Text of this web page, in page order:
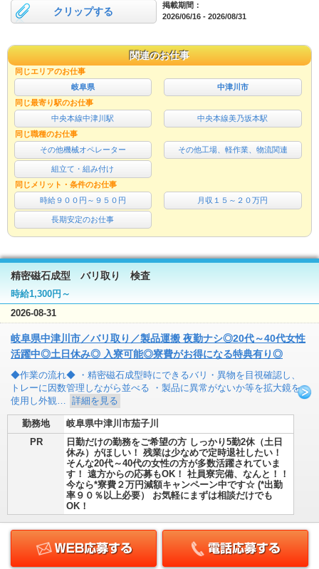
クリップする
掲載期間：
2026/06/16 - 2026/08/31
関連のお仕事
同じエリアのお仕事
岐阜県
中津川市
同じ最寄り駅のお仕事
中央本線中津川駅
中央本線美乃坂本駅
同じ職種のお仕事
その他機械オペレーター
その他工場、軽作業、物流関連
組立て・組み付け
同じメリット・条件のお仕事
時給９００円～９５０円
月収１５～２０万円
長期安定のお仕事
精密磁石成型 バリ取り 検査
時給1,300円～
2026-08-31
岐阜県中津川市／バリ取り／製品運搬 夜勤ナシ◎20代～40代女性
活躍中◎土日休み◎ 入寮可能◎寮費がお得になる特典有り◎
◆作業の流れ◆ ・精密磁石成型時にできるバリ・異物を目視確認し、
トレーに因数管理しながら並べる ・製品に異常がないか等を拡大鏡を
使用し外観…
詳細を見る
勤務地
岐阜県中津川市茄子川
PR
日勤だけの勤務をご希望の方 しっかり5勤2休（土日
休み）がほしい！ 残業は少なめで定時退社したい！
そんな20代～40代の女性の方が多数活躍されていま
す！ 遠方からの応募もOK！ 社員寮完備、なんと！！
今なら*寮費２万円減額キャンペーン中です☆ (*出勤
率９０％以上必要） お気軽にまずは相談だけでも
OK！